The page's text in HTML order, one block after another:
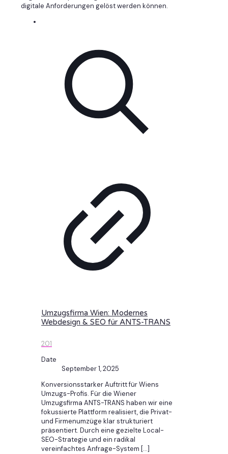
digitale Anforderungen gelöst werden können.
Umzugsfirma Wien: Modernes
Webdesign & SEO für ANTS-TRANS
201
Date
September 1, 2025
Konversionsstarker Auftritt für Wiens
Umzugs-Profis. Für die Wiener
Umzugsfirma ANTS-TRANS haben wir eine
fokussierte Plattform realisiert, die Privat-
und Firmenumzüge klar strukturiert
präsentiert. Durch eine gezielte Local-
SEO-Strategie und ein radikal
vereinfachtes Anfrage-System […]